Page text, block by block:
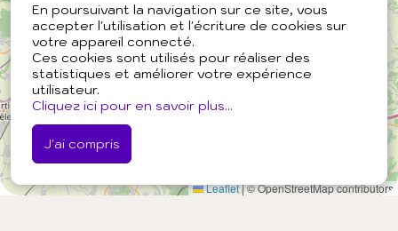
En poursuivant la navigation sur ce site, vous
accepter l'utilisation et l'écriture de cookies sur
votre appareil connecté.
Ces cookies sont utilisés pour réaliser des
statistiques et améliorer votre expérience
utilisateur.
Cliquez ici pour en savoir plus...
J'ai compris
Leaflet|© OpenStreetMap contributors